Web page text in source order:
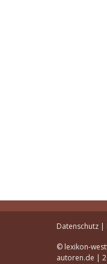
Datenschutz|
© lexikon-
autoren.de |